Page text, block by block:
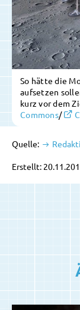
So hätte die
aufsetzen
kurz vor dem
Commons/
Quelle:
Erstellt: